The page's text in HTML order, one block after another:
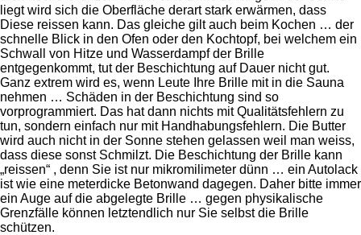
liegt wird sich die Oberfläche derart stark erwärmen, dass
Diese reissen kann. Das gleiche gilt auch beim Kochen … der
schnelle Blick in den Ofen oder den Kochtopf, bei welchem ein
Schwall von Hitze und Wasserdampf der Brille
entgegenkommt, tut der Beschichtung auf Dauer nicht gut.
Ganz extrem wird es, wenn Leute Ihre Brille mit in die Sauna
nehmen … Schäden in der Beschichtung sind so
vorprogrammiert. Das hat dann nichts mit Qualitätsfehlern zu
tun, sondern einfach nur mit Handhabungsfehlern. Die Butter
wird auch nicht in der Sonne stehen gelassen weil man weiss,
dass diese sonst Schmilzt. Die Beschichtung der Brille kann
„reissen“ , denn Sie ist nur mikromilimeter dünn … ein Autolack
ist wie eine meterdicke Betonwand dagegen. Daher bitte immer
ein Auge auf die abgelegte Brille … gegen physikalische
Grenzfälle können letztendlich nur Sie selbst die Brille
schützen.